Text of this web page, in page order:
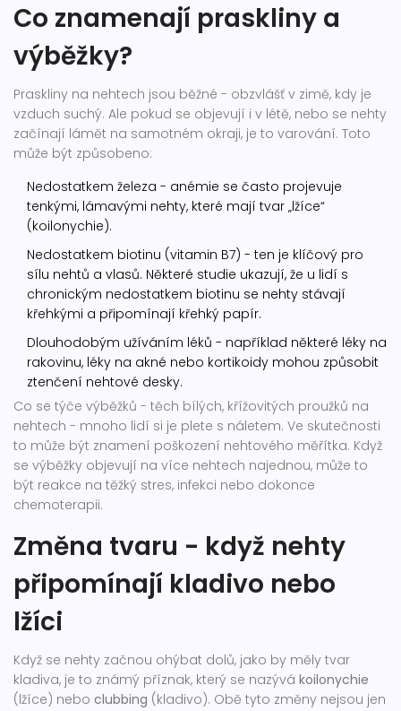
Co znamenají praskliny a
výběžky?
Praskliny na nehtech jsou běžné - obzvlášť v zimě, kdy je
vzduch suchý. Ale pokud se objevují i v létě, nebo se nehty
začínají lámět na samotném okraji, je to varování. Toto
může být způsobeno:
Nedostatkem železa - anémie se často projevuje
tenkými, lámavými nehty, které mají tvar „lžíce“
(koilonychie).
Nedostatkem biotinu (vitamin B7) - ten je klíčový pro
sílu nehtů a vlasů. Některé studie ukazují, že u lidí s
chronickým nedostatkem biotinu se nehty stávají
křehkými a připomínají křehký papír.
Dlouhodobým užíváním léků - například některé léky na
rakovinu, léky na akné nebo kortikoidy mohou způsobit
ztenčení nehtové desky.
Co se týče výběžků - těch bílých, křížovitých proužků na
nehtech - mnoho lidí si je plete s náletem. Ve skutečnosti
to může být znamení poškození nehtového měřítka. Když
se výběžky objevují na více nehtech najednou, může to
být reakce na těžký stres, infekci nebo dokonce
chemoterapii.
Změna tvaru - když nehty
připomínají kladivo nebo
lžíci
Když se nehty začnou ohýbat dolů, jako by měly tvar
kladiva, je to známý příznak, který se nazývá koilonychie
(lžíce) nebo clubbing (kladivo). Obě tyto změny nejsou jen